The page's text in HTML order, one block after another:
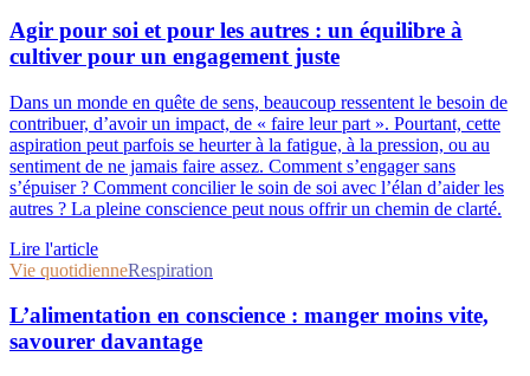
Agir pour soi et pour les autres : un équilibre à
cultiver pour un engagement juste
Dans un monde en quête de sens, beaucoup ressentent le besoin de
contribuer, d’avoir un impact, de « faire leur part ». Pourtant, cette
aspiration peut parfois se heurter à la fatigue, à la pression, ou au
sentiment de ne jamais faire assez. Comment s’engager sans
s’épuiser ? Comment concilier le soin de soi avec l’élan d’aider les
autres ? La pleine conscience peut nous offrir un chemin de clarté.
Lire l'article
Vie quotidienneRespiration
L’alimentation en conscience : manger moins vite,
savourer davantage